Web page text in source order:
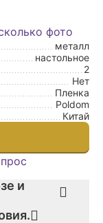
фото
металл
настольное
2
Нет
Пленка
Poldom
Китай
и